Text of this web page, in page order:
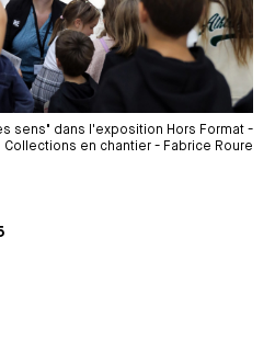
sens" dans l'exposition Hors Format -
Collections en chantier - Fabrice Roure